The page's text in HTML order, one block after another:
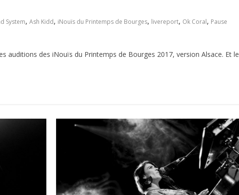
System, Ash Kidd, iNouïs du Printemps de Bourges, livereport, Ok Coral, Pause
auditions des iNouïs du Printemps de Bourges 2017, version Alsace. Et le